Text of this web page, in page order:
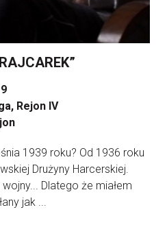
Rejon IV
1939 roku? Od 1936 roku
Drużyny Harcerskiej.
Dlatego że miałem
jak ...